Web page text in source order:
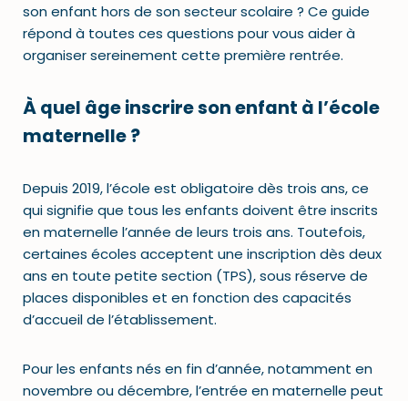
son enfant hors de son secteur scolaire ? Ce guide
répond à toutes ces questions pour vous aider à
organiser sereinement cette première rentrée.
À quel âge inscrire son enfant à l’école
maternelle ?
Depuis 2019, l’école est obligatoire dès trois ans, ce
qui signifie que tous les enfants doivent être inscrits
en maternelle l’année de leurs trois ans. Toutefois,
certaines écoles acceptent une inscription dès deux
ans en toute petite section (TPS), sous réserve de
places disponibles et en fonction des capacités
d’accueil de l’établissement.
Pour les enfants nés en fin d’année, notamment en
novembre ou décembre, l’entrée en maternelle peut